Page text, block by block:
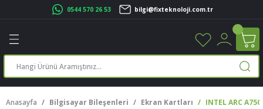
0544 570 26 53 bilgi@fixteknoloji.com.tr
Geri Dön
Geri Dön
Geri Dön
Yazıcı
Geri Dön
Geri Dön
Geri Dön
Geri Dön
Geri Dön
Anasayfa Bilgisayar Bileşenleri Ekran Kartları INTEL ARC